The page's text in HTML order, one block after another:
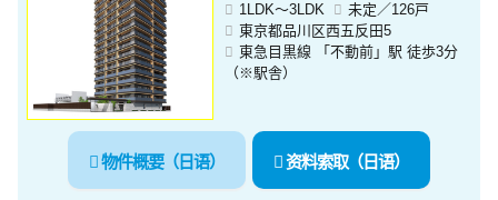
1LDK～3LDK
未定／126戸
東京都品川区西五反田5
東急目黒線 「不動前」駅 徒歩3分
（※駅舎）
物件概要（日语） 资料索取（日语）